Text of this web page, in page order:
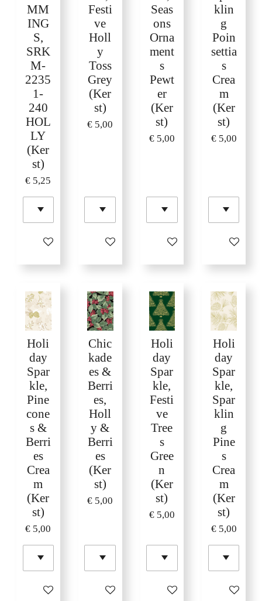
MM
ING
S,
SRK
M-
2235
1-
240
HOL
LY
(Ker
st)
€ 5,25
In winkelwagen
Festi
ve
Holl
y
Toss
Grey
(Ker
st)
€ 5,00
In winkelwagen
Seas
ons
Orna
ment
s
Pewt
er
(Ker
st)
€ 5,00
In winkelwagen
klin
g
Poin
settia
s
Crea
m
(Ker
st)
€ 5,00
In
Holi
day
Spar
kle,
Pine
cone
s &
Berri
es
Crea
m
(Ker
st)
€ 5,00
In winkelwagen
Chic
kade
es &
Berri
es,
Holl
y &
Berri
es
(Ker
st)
€ 5,00
In winkelwagen
Holi
day
Spar
kle,
Festi
ve
Tree
s
Gree
n
(Ker
st)
€ 5,00
In winkelwagen
Holi
day
Spar
kle,
Spar
klin
g
Pine
s
Crea
m
(Ker
st)
€ 5,00
In